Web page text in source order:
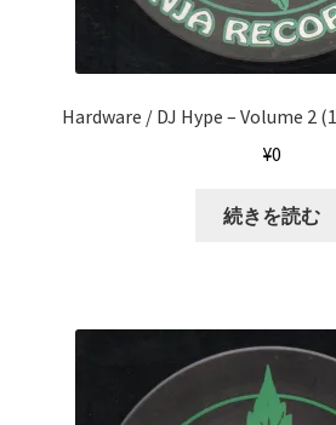
Hardware / DJ Hype ‎– Volume 2
¥0
続きを読む